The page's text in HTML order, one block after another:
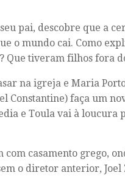
pai, descobre que a
o mundo cai. Como
Que tiveram filhos fora
na igreja e Maria
Constantine) faça um
e Toula vai à loucura
com casamento grego,
o diretor anterior,